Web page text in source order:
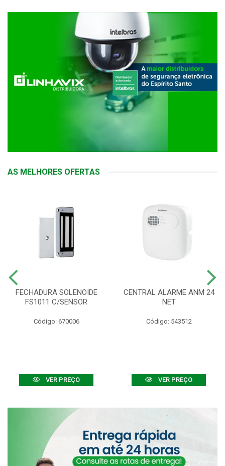
AS MELHORES OFERTAS
FECHADURA SOLENOIDE
FS1011 C/SENSOR
Código: 670006
VER PREÇO
CENTRAL ALARME ANM 24
NET
Código: 543512
VER PREÇO